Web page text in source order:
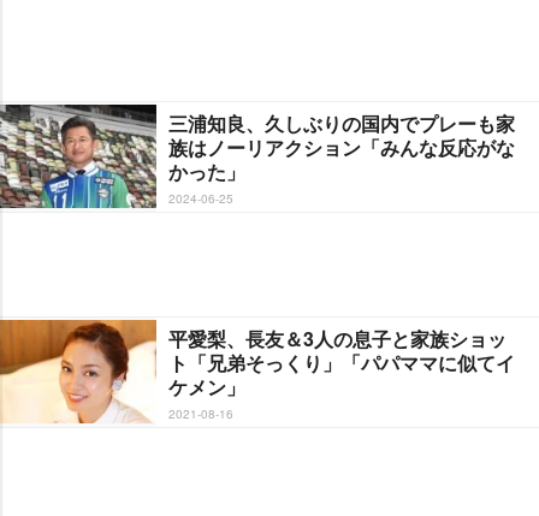
三浦知良、久しぶりの国内でプレーも家
族はノーリアクション「みんな反応がな
かった」
2024-06-25
平愛梨、長友＆3人の息子と家族ショッ
ト「兄弟そっくり」「パパママに似てイ
ケメン」
2021-08-16